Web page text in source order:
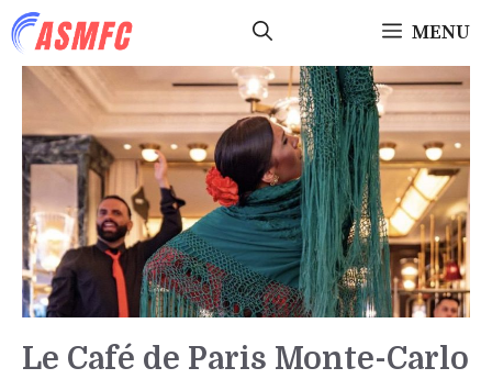
Aller
au
contenu
MENU
Le Café de Paris Monte-Carlo